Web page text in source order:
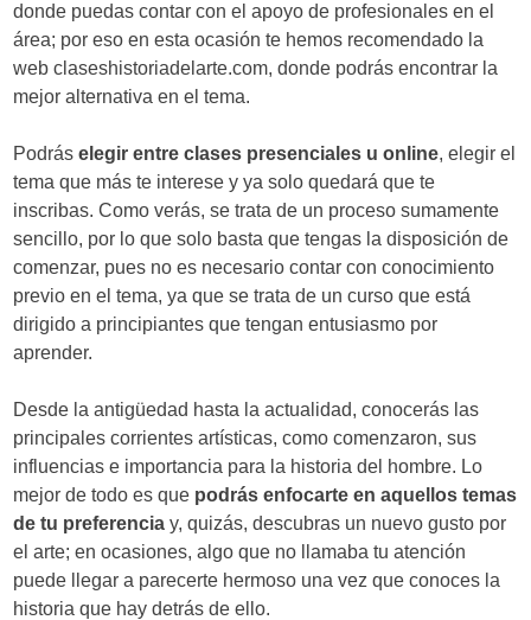
donde puedas contar con el apoyo de profesionales en el
área; por eso en esta ocasión te hemos recomendado la
web claseshistoriadelarte.com, donde podrás encontrar la
mejor alternativa en el tema.
Podráselegir entre clases presenciales u online, elegir el
tema que más te interese y ya solo quedará que te
inscribas. Como verás, se trata de un proceso sumamente
sencillo, por lo que solo basta que tengas la disposición de
comenzar, pues no es necesario contar con conocimiento
previo en el tema, ya que se trata de un curso que está
dirigido a principiantes que tengan entusiasmo por
aprender.
Desde la antigüedad hasta la actualidad, conocerás las
principales corrientes artísticas, como comenzaron, sus
influencias e importancia para la historia del hombre. Lo
mejor de todo es que podrás enfocarte en aquellos temas
de tu preferencia y, quizás, descubras un nuevo gusto por
el arte; en ocasiones, algo que no llamaba tu atención
puede llegar a parecerte hermoso una vez que conoces la
historia que hay detrás de ello.